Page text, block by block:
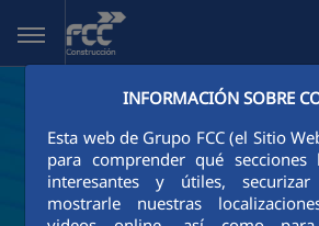
Saltar al contenido principal
INFORMACIÓN SOBRE
Esta web de Grupo FCC (el Sitio
para comprender qué
interesantes y útiles,
mostrarle nuestras